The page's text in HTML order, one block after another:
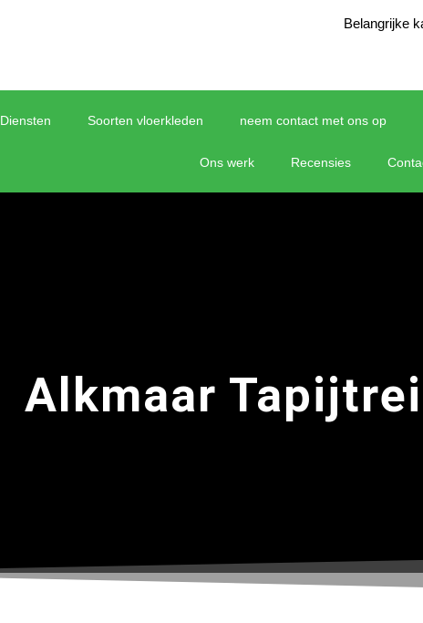
Belangrijke
Diensten Soorten vloerkleden neem contact met ons op
Ons werk Recensies
Alkmaar